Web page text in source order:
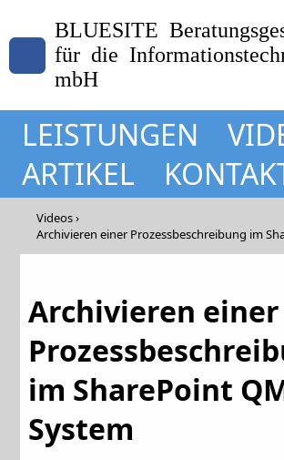
BLUESITE
für die
mbH
LEISTUNGEN
ARTIKEL
Videos
Archivieren einer Prozessbeschreibung im
Archivieren einer
im SharePoint
System